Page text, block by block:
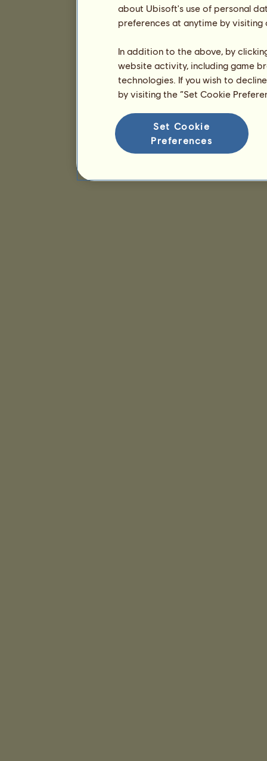
about Ubisoft's use of personal
preferences at anytime by
In addition to the above, by
website activity, including game
technologies. If you wish to
by visiting the “Set Cookie
Set Cookie
Preferences